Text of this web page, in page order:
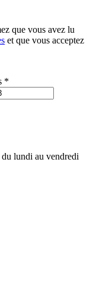
que vous avez lu
et que vous acceptez
*
du lundi au vendredi